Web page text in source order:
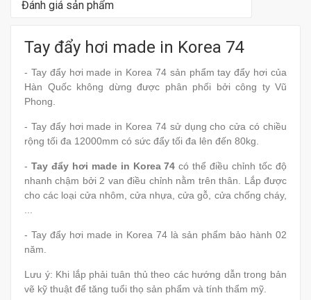
Đánh giá sản phẩm
Tay đẩy hơi made in Korea 74
- Tay đẩy hơi made in Korea 74 sản phẩm tay đẩy hơi của
Hàn Quốc không dừng được phân phối bởi công ty Vũ
Phong.
- Tay đẩy hơi made in Korea 74 sử dụng cho cửa có chiều
rộng tối đa 12000mm có sức đẩy tối đa lên đến 80kg.
- Tay đẩy hơi made in Korea 74 có thể điều chỉnh tốc độ
nhanh chậm bởi 2 van điều chỉnh nằm trên thân. Lắp được
cho các loại cửa nhôm, cửa nhựa, cửa gỗ, cửa chống cháy,
...
- Tay đẩy hơi made in Korea 74 là sản phẩm bảo hành 02
năm.
Lưu ý: Khi lắp phải tuân thủ theo các hướng dẫn trong bản
vẽ kỹ thuật để tăng tuổi thọ sản phẩm và tính thẩm mỹ.